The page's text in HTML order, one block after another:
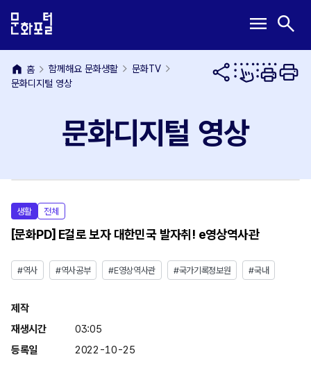
문
내
용
로
메
뉴
바
가
메
열
기
menu 검
열
기
search
home 홈 함께해요 문화생활
문화TV
문화디지털 영상
문화디지털 영상
l
비디오를 로드할 수 없습니다. 서버 혹은
네트워크 오류 때문이거나 지원되지 않는
형식 때문일 수 있습니다.
생활 전체
[문화PD] E걸로 보자 대한민국 발자취! e영상역사관
#역사 #역사공부 #E영상역사관 #국가기록정보원 #국내
제작
재생시간
03:05
등록일
2022-10-25